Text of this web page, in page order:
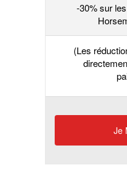
-30% sur
(Les
Je